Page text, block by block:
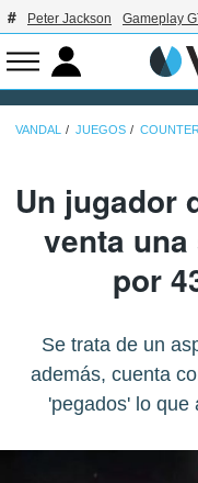
Peter Jackson Gameplay
VANDAL JUEGOS
Un jugador
venta
por
Se trata de un
además, cuenta
'pegados' lo que